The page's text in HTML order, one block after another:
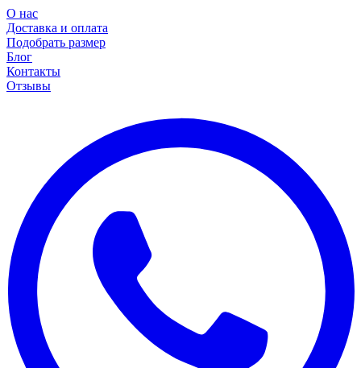
О нас
Доставка и оплата
Подобрать размер
Блог
Контакты
Отзывы